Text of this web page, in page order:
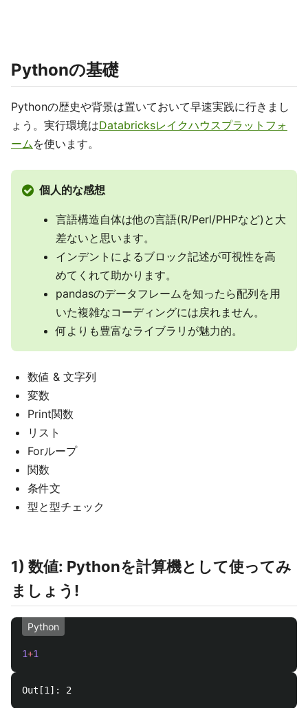
Pythonの基礎
Pythonの歴史や背景は置いておいて早速実践に行きまし
ょう。実行環境はDatabricksレイクハウスプラットフォ
ームを使います。
個人的な感想
言語構造自体は他の言語(R/Perl/PHPなど)と大
差ないと思います。
インデントによるブロック記述が可視性を高
めてくれて助かります。
pandasのデータフレームを知ったら配列を用
いた複雑なコーディングには戻れません。
何よりも豊富なライブラリが魅力的。
数値 & 文字列
変数
Print関数
リスト
Forループ
関数
条件文
型と型チェック
1) 数値: Pythonを計算機として使ってみ
ましょう!
Python
1+1